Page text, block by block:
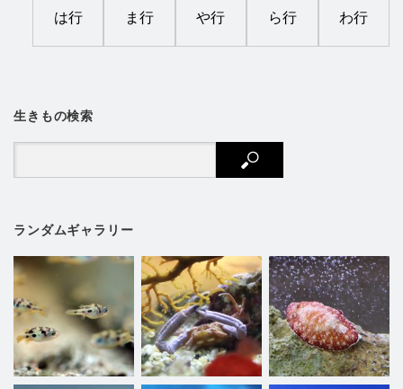
は行 ま行 や行 ら行 わ行
生きもの検索
ランダムギャラリー